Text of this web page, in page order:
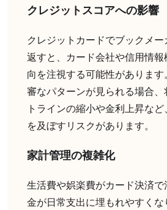
クレジットスコアへの影響
クレジットカードでブックメー
返すと、カード会社や信用情
向を注視する可能性がありま
審なパターンが見られる場合
トラインの縮小や金利上昇な
を及ぼすリスクがあります。
家計管理の複雑化
生活費や娯楽費がカード決済
金が日常支出に埋もれやすくな